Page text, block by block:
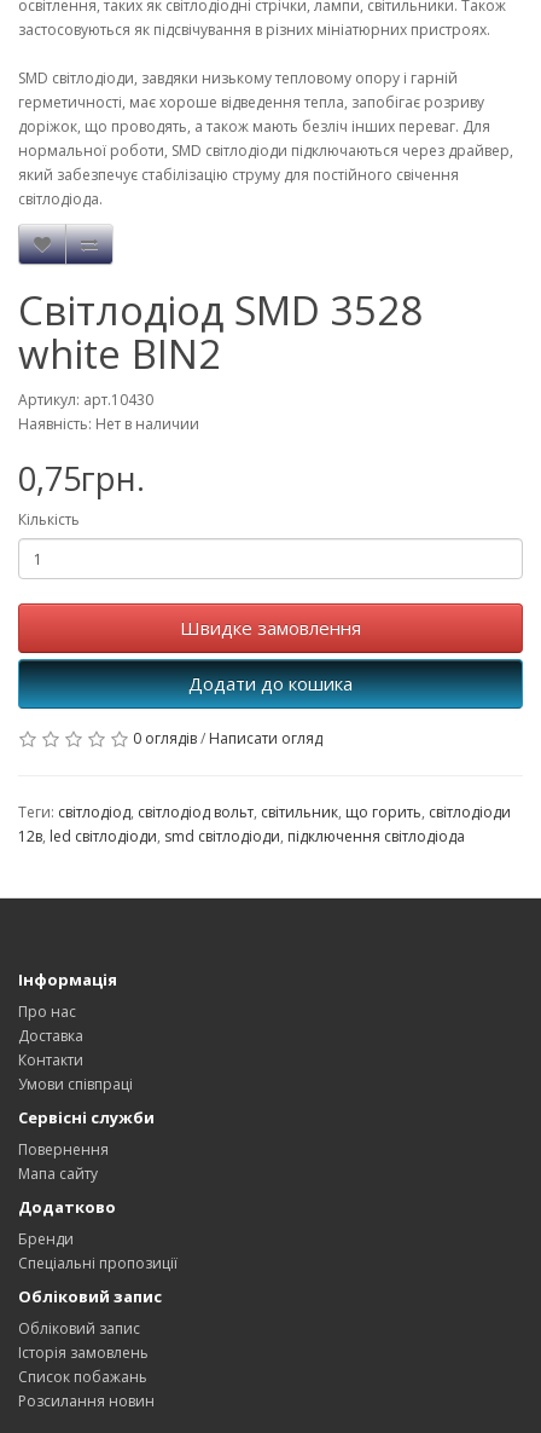
освітлення, таких як світлодіодні стрічки, лампи, світильники. Також
застосовуються як підсвічування в різних мініатюрних пристроях.
SMD світлодіоди, завдяки низькому тепловому опору і гарній
герметичності, має хороше відведення тепла, запобігає розриву
доріжок, що проводять, а також мають безліч інших переваг. Для
нормальної роботи, SMD світлодіоди підключаються через драйвер,
який забезпечує стабілізацію струму для постійного свічення
світлодіода.
Світлодіод SMD 3528
white BIN2
Артикул: арт.10430
Наявність: Нет в наличии
0,75грн.
Кількість
Швидке замовлення
Додати до кошика
0 оглядів/ Написати огляд
Теги: світлодіод, світлодіод вольт, світильник, що горить, світлодіоди
12в, led світлодіоди, smd світлодіоди, підключення світлодіода
Інформація
Про нас
Доставка
Контакти
Умови співпраці
Сервісні служби
Повернення
Мапа сайту
Додатково
Бренди
Спеціальні пропозиції
Обліковий запис
Обліковий запис
Історія замовлень
Список побажань
Розсилання новин